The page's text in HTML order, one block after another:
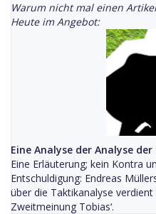
Warum nicht mal einen
Heute im Angebot:
Eine Analyse der Analyse
Eine Erläuterung; kein Kontra
Entschuldigung: Endreas
über die Taktikanalyse
Zweitmeinung Tobias‘.